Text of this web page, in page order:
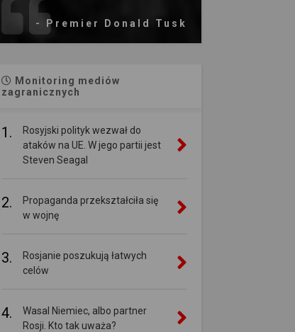
- Premier Donald Tusk
Monitoring mediów
zagranicznych
1.
Rosyjski polityk wezwał do
ataków na UE. W jego partii jest
Steven Seagal
2.
Propaganda przekształciła się
w wojnę
3.
Rosjanie poszukują łatwych
celów
4.
Wasal Niemiec, albo partner
Rosji. Kto tak uważa?